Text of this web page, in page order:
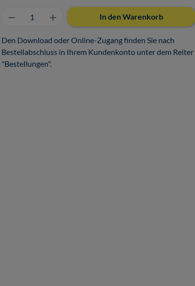
Produkt Anzahl: Gib denIn den Warenkorb
Den Download oder Online-Zugang finden Sie nach
Bestellabschluss in Ihrem Kundenkonto unter dem Reiter
"Bestellungen".